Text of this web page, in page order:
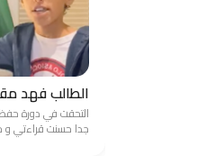
الطالب فهد
التحقت في دورة حفظ
جدا حسنت قراءتي